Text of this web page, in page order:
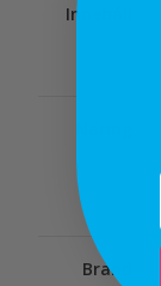
Innehåll
Brand